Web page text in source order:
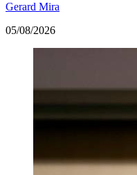
Gerard Mira
05/08/2026